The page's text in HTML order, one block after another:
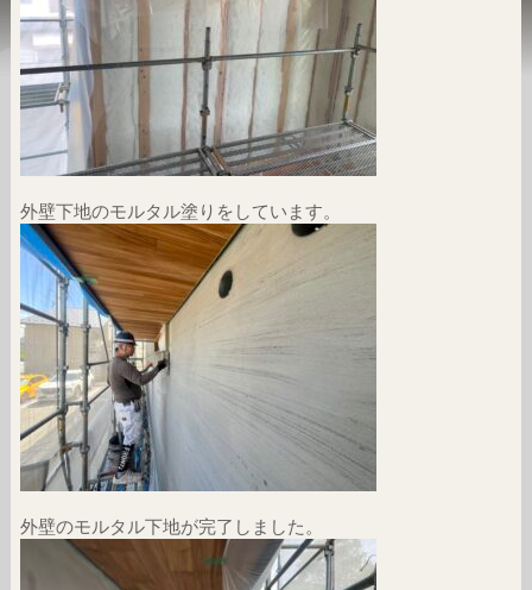
外壁下地のモルタル塗りをしています。
外壁のモルタル下地が完了しました。